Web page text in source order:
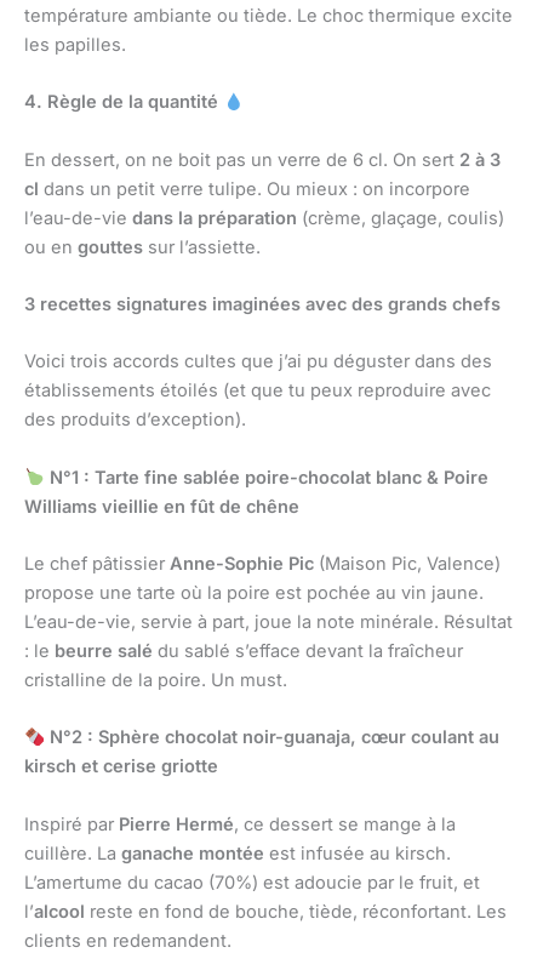
température ambiante ou tiède. Le choc thermique excite
les papilles.
4. Règle de la quantité
En dessert, on ne boit pas un verre de 6 cl. On sert 2 à 3
cl dans un petit verre tulipe. Ou mieux : on incorpore
l’eau-de-vie dans la préparation (crème, glaçage, coulis)
ou en gouttes sur l’assiette.
3 recettes signatures imaginées avec des grands chefs
Voici trois accords cultes que j’ai pu déguster dans des
établissements étoilés (et que tu peux reproduire avec
des produits d’exception).
N°1 : Tarte fine sablée poire-chocolat blanc & Poire
Williams vieillie en fût de chêne
Le chef pâtissier Anne-Sophie Pic (Maison Pic, Valence)
propose une tarte où la poire est pochée au vin jaune.
L’eau-de-vie, servie à part, joue la note minérale. Résultat
: le beurre salé du sablé s’efface devant la fraîcheur
cristalline de la poire. Un must.
N°2 : Sphère chocolat noir-guanaja, cœur coulant au
kirsch et cerise griotte
Inspiré par Pierre Hermé, ce dessert se mange à la
cuillère. La ganache montée est infusée au kirsch.
L’amertume du cacao (70%) est adoucie par le fruit, et
l’alcool reste en fond de bouche, tiède, réconfortant. Les
clients en redemandent.